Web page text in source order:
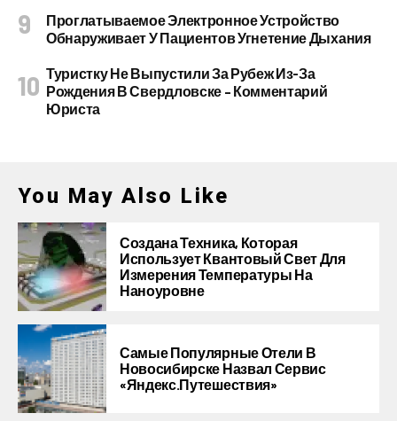
Проглатываемое Электронное Устройство
Обнаруживает У Пациентов Угнетение Дыхания
Туристку Не Выпустили За Рубеж Из-За
Рождения В Свердловске – Комментарий
Юриста
You May Also Like
Создана Техника, Которая
Использует Квантовый Свет Для
Измерения Температуры На
Наноуровне
Самые Популярные Отели В
Новосибирске Назвал Сервис
«Яндекс.Путешествия»